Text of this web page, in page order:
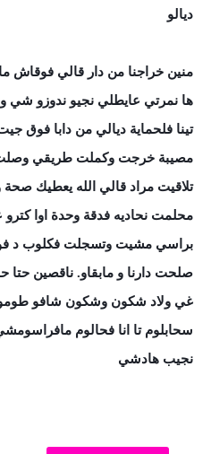
ديالو
منين خراجنا من دار قالي فوقاش
ها نمرتي عايطلي نجيو ندوزو شي
تينا فلحماية ديالي من دابا فوق
مصيبة خرجت وكملت طريقي
تلاقيت مراد قالي الله يعطيك
محلمت نحاديه فدقة وحدة اوا
براسي مشيت وتسجلت فكلوب د
صلحت دارنا و مابقاو. ناقصين حتا
غي ولاد شكون وشكون شافو
سحابلوم تا انا فحالوم
نجيب هادشي